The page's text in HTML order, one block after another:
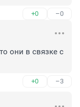
+0 –0
они в связке с
+0 –3